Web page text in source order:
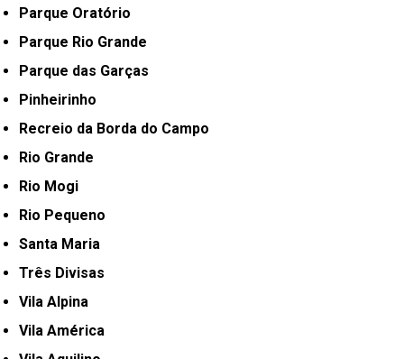
Parque Oratório
Parque Rio Grande
Parque das Garças
Pinheirinho
Recreio da Borda do Campo
Rio Grande
Rio Mogi
Rio Pequeno
Santa Maria
Três Divisas
Vila Alpina
Vila América